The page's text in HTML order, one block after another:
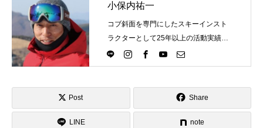
小保内祐一
コブ斜面を専門にしたスキーインスト
ラクターとして25年以上の活動実績。
Directlineスキースクール代表として、
スキーインストラクターが職業選択の
Post Share
LINE note